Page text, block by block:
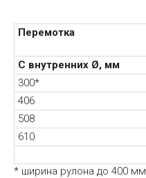
Перемотка
С внутренних Ø, мм
300*
406
508
610
* ширина рулона до 400 мм